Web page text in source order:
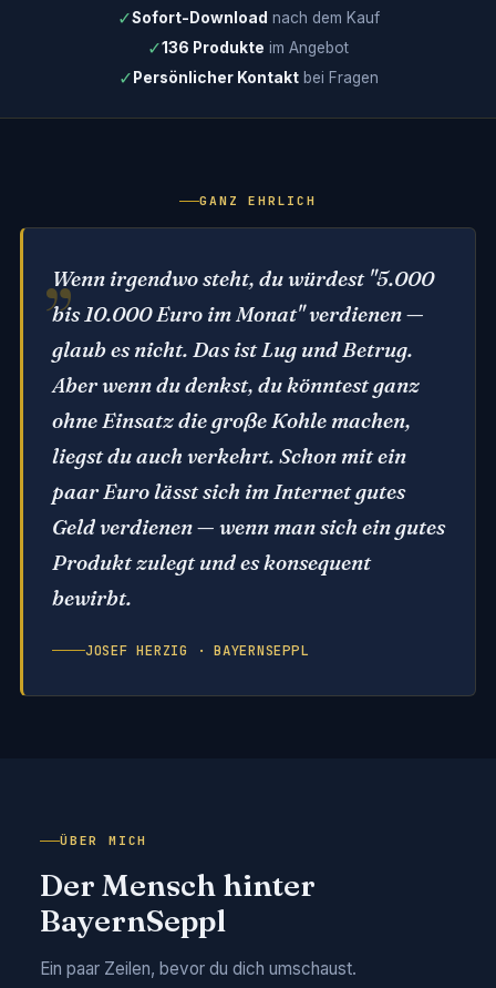
✓Sofort-Download nach dem Kauf
✓136 Produkte im Angebot
✓ Persönlicher Kontaktbei Fragen
GANZ EHRLICH
Wenn irgendwo steht, du würdest "5.000
bis 10.000 Euro im Monat" verdienen —
glaub es nicht. Das ist Lug und Betrug.
Aber wenn du denkst, du könntest ganz
ohne Einsatz die große Kohle machen,
liegst du auch verkehrt. Schon mit ein
paar Euro lässt sich im Internet gutes
Geld verdienen — wenn man sich ein gutes
Produkt zulegt und es konsequent
bewirbt.
JOSEF HERZIG · BAYERNSEPPL
ÜBER MICH
Der Mensch hinter
BayernSeppl
Ein paar Zeilen, bevor du dich umschaust.